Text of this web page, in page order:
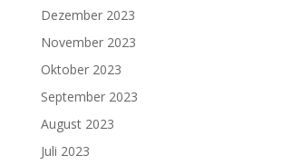
Dezember 2023
November 2023
Oktober 2023
September 2023
August 2023
Juli 2023